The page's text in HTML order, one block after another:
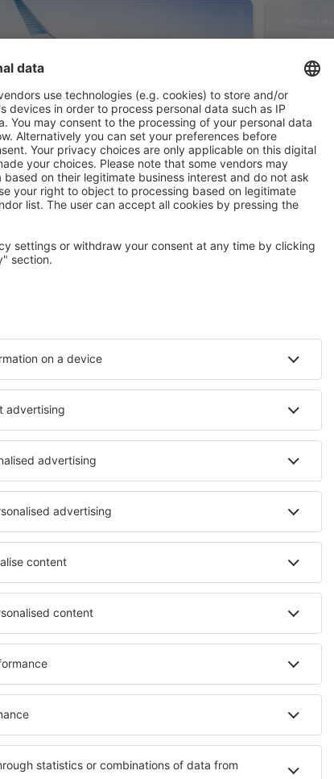
Berystede Hotel
2026, 2 nopți
202€
Hotel & Spa
23 august 2026, 2 nopți
BRACKNELL
266€
mai multe hoteluri în Wokingham
astfel
sale.
preferați
puteți
Selectați
de plată
atât
departe
lungă
vizitaţi şi
și
de
Wokingham – cele
O varietate de servicii și o locație
elementele cheie ale unui hotel All-
bune hoteluri din Wokingham
pentru servicii și o gamă largă de
cazare cu standarde ridicate oferă
apropiere de principalele distracţii din
folosi parcarea gratuită și pot alege o
care să corespundă perfect nevoilor
cu standarde ȋnalte să ofere un
precum spa și fitness, și activități
cazare în Wokingham este o alegere
familii și persoane aflate în călătorie
companii care doresc să organizeze